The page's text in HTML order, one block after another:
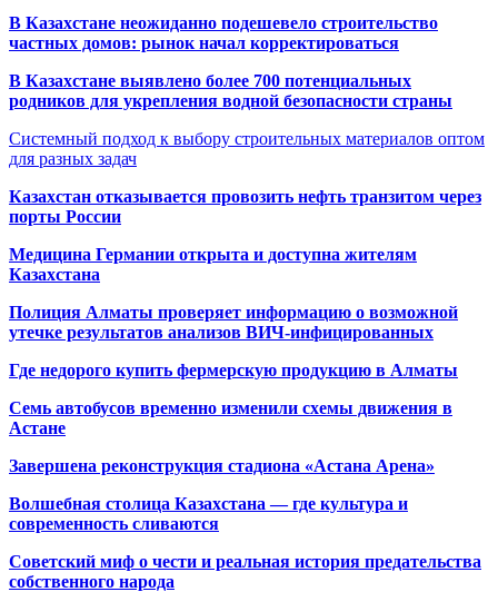
В Казахстане неожиданно подешевело строительство
частных домов: рынок начал корректироваться
В Казахстане выявлено более 700 потенциальных
родников для укрепления водной безопасности страны
Системный подход к выбору строительных материалов оптом
для разных задач
Казахстан отказывается провозить нефть транзитом через
порты России
Медицина Германии открыта и доступна жителям
Казахстана
Полиция Алматы проверяет информацию о возможной
утечке результатов анализов ВИЧ-инфицированных
Где недорого купить фермерскую продукцию в Алматы
Семь автобусов временно изменили схемы движения в
Астане
Завершена реконструкция стадиона «Астана Арена»
Волшебная столица Казахстана — где культура и
современность сливаются
Советский миф о чести и реальная история предательства
собственного народа